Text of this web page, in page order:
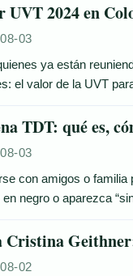
UVT 2024 en
03
ya están
el valor de la UVT
TDT: qué es,
03
con amigos o familia
en negro o aparezca
Cristina
02